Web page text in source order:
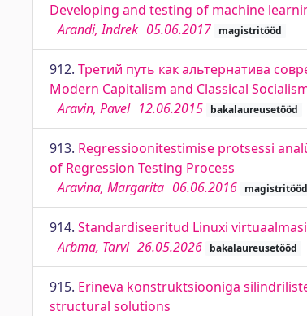
Developing and testing of machine
Arandi, Indrek 05.06.2017 magistritööd
912. Третий путь как альтернатива
Modern Capitalism and Classical
Aravin, Pavel 12.06.2015 bakalaureusetööd
913. Regressioonitestimise protsessi
of Regression Testing Process
Aravina, Margarita 06.06.2016 magistritööd
914. Standardiseeritud Linuxi
Arbma, Tarvi 26.05.2026 bakalaureusetööd
915. Erineva konstruktsiooniga
structural solutions